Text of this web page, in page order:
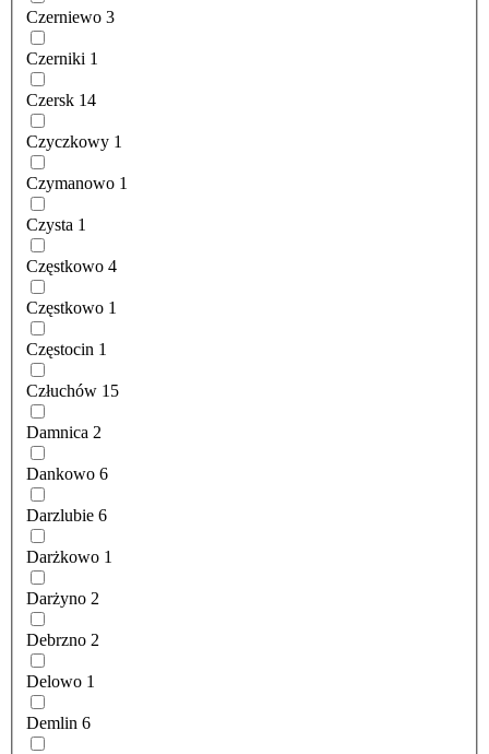
Czerniewo 3
Czerniki 1
Czersk 14
Czyczkowy 1
Czymanowo 1
Czysta 1
Częstkowo 4
Częstkowo 1
Częstocin 1
Człuchów 15
Damnica 2
Dankowo 6
Darzlubie 6
Darżkowo 1
Darżyno 2
Debrzno 2
Delowo 1
Demlin 6